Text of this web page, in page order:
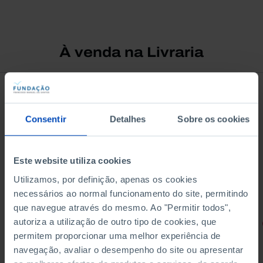
Consentir Detalhes Sobre os cookies
Este website utiliza cookies
Utilizamos, por definição, apenas os cookies
necessários ao normal funcionamento do site, permitindo
que navegue através do mesmo. Ao "Permitir todos",
autoriza a utilização de outro tipo de cookies, que
permitem proporcionar uma melhor experiência de
navegação, avaliar o desempenho do site ou apresentar
À venda na Livraria
RETRATOS
Promessas do Futebol